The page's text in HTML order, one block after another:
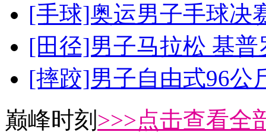
[手球]奥运男子手球决
[田径]男子马拉松 基
[摔跤]男子自由式96公
巅峰时刻 >>>点击查看全